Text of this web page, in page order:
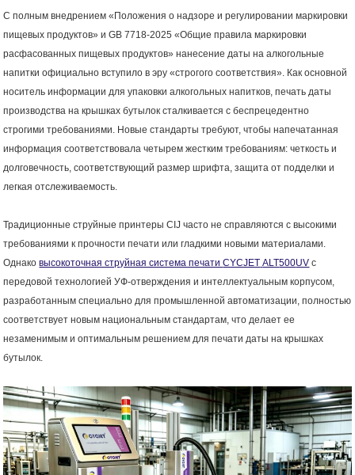
С полным внедрением «Положения о надзоре и регулировании маркировки
пищевых продуктов» и GB 7718-2025 «Общие правила маркировки
расфасованных пищевых продуктов» нанесение даты на алкогольные
напитки официально вступило в эру «строгого соответствия». Как основной
носитель информации для упаковки алкогольных напитков, печать даты
производства на крышках бутылок сталкивается с беспрецедентно
строгими требованиями. Новые стандарты требуют, чтобы напечатанная
информация соответствовала четырем жестким требованиям: четкость и
долговечность, соответствующий размер шрифта, защита от подделки и
легкая отслеживаемость.
Традиционные струйные принтеры CIJ часто не справляются с высокими
требованиями к прочности печати или гладкими новыми материалами.
Однаковысокоточная струйная система печатиCYCJET ALT500UV с
передовой технологией УФ-отверждения и интеллектуальным корпусом,
разработанным специально для промышленной автоматизации, полностью
соответствует новым национальным стандартам, что делает ее
незаменимым и оптимальным решением для печати даты на крышках
бутылок.